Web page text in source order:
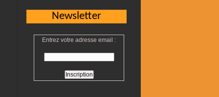
Newsletter
Entrez votre adresse email :